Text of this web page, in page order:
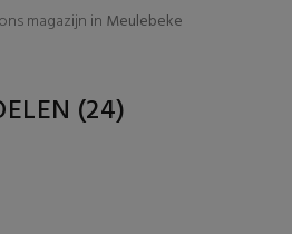
magazijn in Meulebeke
(24)